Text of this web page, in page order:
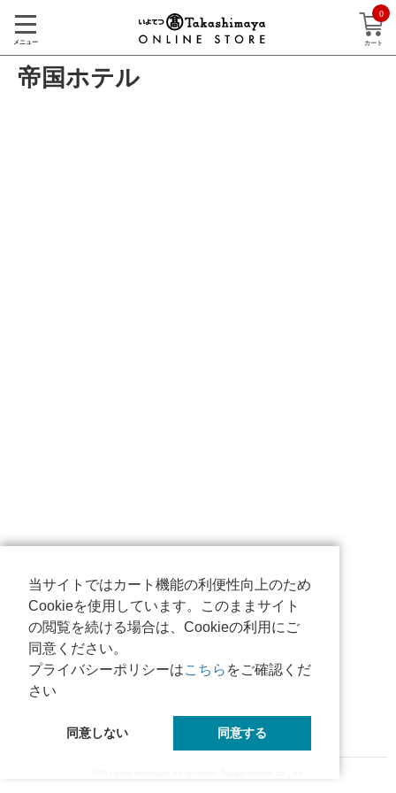
メニュー
0
カート
帝国ホテル
当サイトではカート機能の利便性向上のため
Cookieを使用しています。このままサイト
の閲覧を続ける場合は、Cookieの利用にご
同意ください。
プライバシーポリシーはこちら をご確認くだ
さい
同意しない 同意する